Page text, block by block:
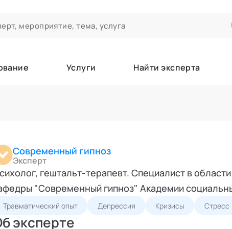
Услуги Найти эксперта
Современный гипноз
Эксперт
гештальт-терапевт. Специалист в
"Современный гипноз" Академии
Травматический опыт Депрессия Кризисы Стресс
эксперте